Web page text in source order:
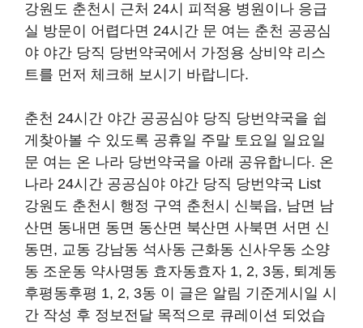
강원도 춘천시 근처 24시 피적용 병원이나 응급
실 방문이 어렵다면 24시간 문 여는 춘천 공공심
야 야간 당직 당번약국에서 가정용 상비약 리스
트를 먼저 체크해 보시기 바랍니다.
춘천 24시간 야간 공공심야 당직 당번약국을 쉽
게찾아볼 수 있도록 공휴일 주말 토요일 일요일
문 여는 온 나라 당번약국을 아래 공유합니다. 온
나라 24시간 공공심야 야간 당직 당번약국 List
강원도 춘천시 행정 구역 춘천시 신북읍, 남면 남
산면 동내면 동면 동산면 북산면 사북면 서면 신
동면, 교동 강남동 석사동 근화동 신사우동 소양
동 조운동 약사명동 효자동효자 1, 2, 3동, 퇴계동
후평동후평 1, 2, 3동 이 글은 알림 기준게시일 시
간 작성 후 정보전달 목적으로 큐레이션 되었습